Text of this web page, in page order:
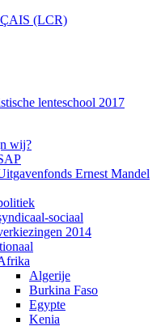
(LCR)
wij?
Ernest Mandel
sociaal
2014
Algerije
Burkina Faso
Egypte
Kenia